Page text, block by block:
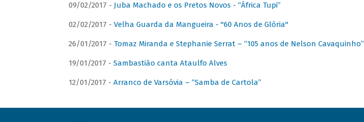
09/02/2017 - Juba Machado e os Pretos Novos - “África Tupi”
02/02/2017 - Velha Guarda da Mangueira - "60 Anos de Glória"
26/01/2017 - Tomaz Miranda e Stephanie Serrat – “105 anos de Nelson Cavaquinho”
19/01/2017 - Sambastião canta Ataulfo Alves
12/01/2017 - Arranco de Varsóvia – “Samba de Cartola”